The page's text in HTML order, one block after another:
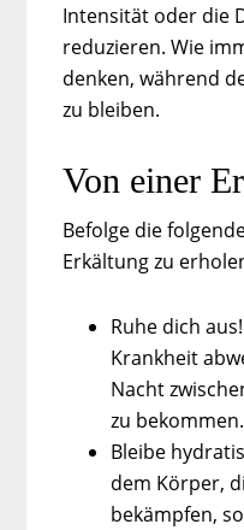
Intensität oder die
reduzieren. Wie
denken, während
zu bleiben.
Von einer
Befolge die
Erkältung zu
Ruhe dich
Krankheit
Nacht
zu bekommen.
Bleibe
dem Körper,
bekämpfen,